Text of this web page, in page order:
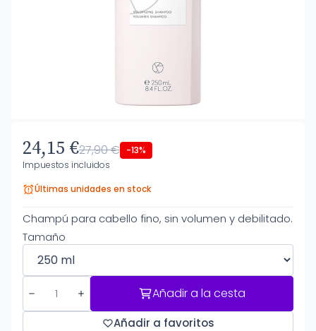
24,15 €27,90 € -13%
Impuestos incluidos
Últimas unidades en stock
Champú para cabello fino, sin volumen y debilitado.
Tamaño
Añadir a la cesta
Añadir a favoritos